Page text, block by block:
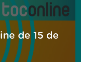
de 15 de